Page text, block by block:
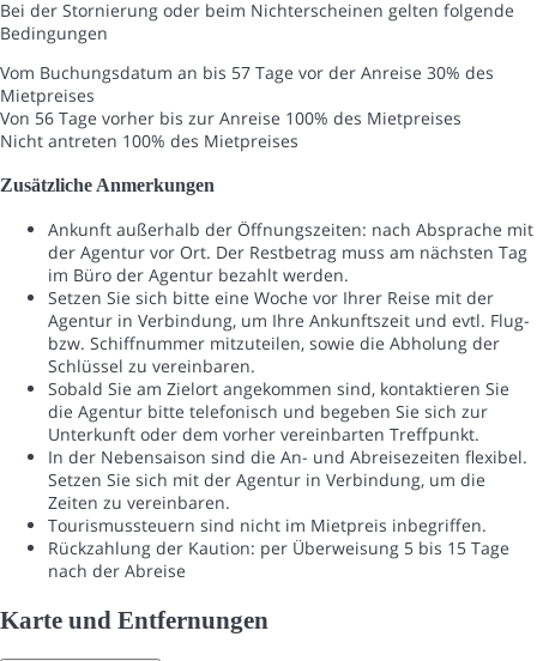
Bei der Stornierung oder beim Nichterscheinen gelten folgende
Bedingungen
Vom Buchungsdatum an bis 57 Tage vor der Anreise 30% des
Mietpreises
Von 56 Tage vorher bis zur Anreise 100% des Mietpreises
Nicht antreten 100% des Mietpreises
Zusätzliche Anmerkungen
Ankunft außerhalb der Öffnungszeiten: nach Absprache mit
der Agentur vor Ort. Der Restbetrag muss am nächsten Tag
im Büro der Agentur bezahlt werden.
Setzen Sie sich bitte eine Woche vor Ihrer Reise mit der
Agentur in Verbindung, um Ihre Ankunftszeit und evtl. Flug-
bzw. Schiffnummer mitzuteilen, sowie die Abholung der
Schlüssel zu vereinbaren.
Sobald Sie am Zielort angekommen sind, kontaktieren Sie
die Agentur bitte telefonisch und begeben Sie sich zur
Unterkunft oder dem vorher vereinbarten Treffpunkt.
In der Nebensaison sind die An- und Abreisezeiten flexibel.
Setzen Sie sich mit der Agentur in Verbindung, um die
Zeiten zu vereinbaren.
Tourismussteuern sind nicht im Mietpreis inbegriffen.
Rückzahlung der Kaution: per Überweisung 5 bis 15 Tage
nach der Abreise
Karte und Entfernungen